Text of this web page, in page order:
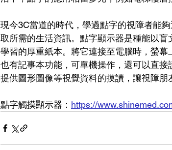
現今3C當道的時代，學過點字的視障者能
取所需的生活資訊。點字顯示器是種能以
學習的厚重紙本。將它連接至電腦時，螢
也有記事本功能，可單機操作，還可以直
提供圖形圖像等視覺資料的摸讀，讓視障
點字觸摸顯示器： https://